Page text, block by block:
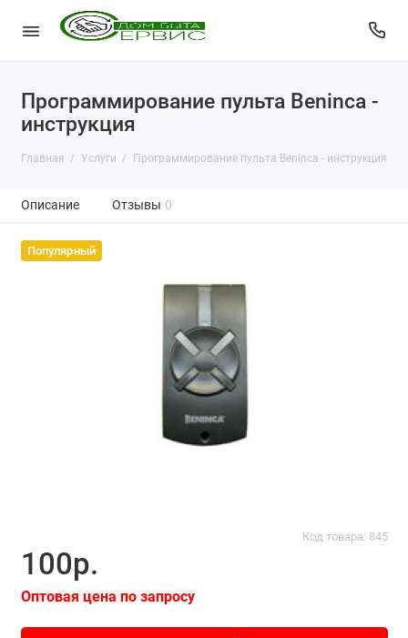
Программирование пульта Beninca -
инструкция
Главная Услуги Программирование пульта Beninca - инструкция
Описание Отзывы 0
Популярный
Код товара: 845
100р.
Оптовая цена по запросу